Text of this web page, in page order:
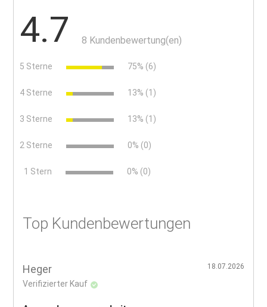
4.7 8 Kundenbewertung(en)
5 Sterne 75% (6)
4 Sterne 13% (1)
3 Sterne 13% (1)
2 Sterne 0% (0)
1 Stern 0% (0)
Top Kundenbewertungen
Heger
Verifizierter Kauf
18.07.2026